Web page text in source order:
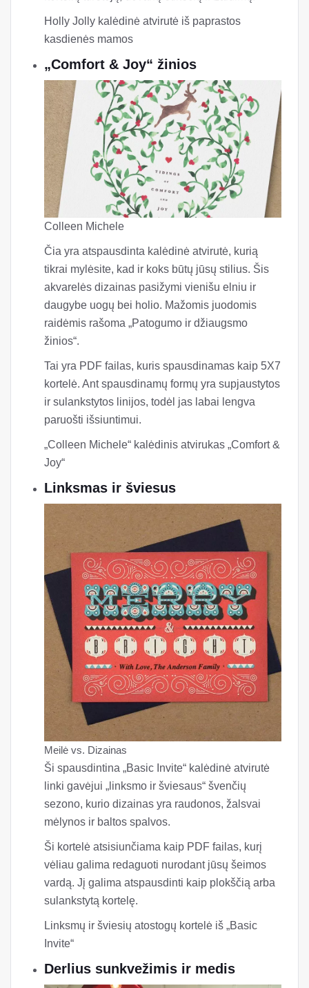
Holly Jolly kalėdinė atvirutė iš paprastos
kasdienės mamos
„Comfort & Joy“ žinios
Colleen Michele
Čia yra atspausdinta kalėdinė atvirutė, kurią
tikrai mylėsite, kad ir koks būtų jūsų stilius. Šis
akvarelės dizainas pasižymi vienišu elniu ir
daugybe uogų bei holio. Mažomis juodomis
raidėmis rašoma „Patogumo ir džiaugsmo
žinios“.
Tai yra PDF failas, kuris spausdinamas kaip 5X7
kortelė. Ant spausdinamų formų yra supjaustytos
ir sulankstytos linijos, todėl jas labai lengva
paruošti išsiuntimui.
„Colleen Michele“ kalėdinis atvirukas „Comfort &
Joy“
Linksmas ir šviesus
Meilė vs. Dizainas
Ši spausdintina „Basic Invite“ kalėdinė atvirutė
linki gavėjui „linksmo ir šviesaus“ švenčių
sezono, kurio dizainas yra raudonos, žalsvai
mėlynos ir baltos spalvos.
Ši kortelė atsisiunčiama kaip PDF failas, kurį
vėliau galima redaguoti nurodant jūsų šeimos
vardą. Jį galima atspausdinti kaip plokščią arba
sulankstytą kortelę.
Linksmų ir šviesių atostogų kortelė iš „Basic
Invite“
Derlius sunkvežimis ir medis